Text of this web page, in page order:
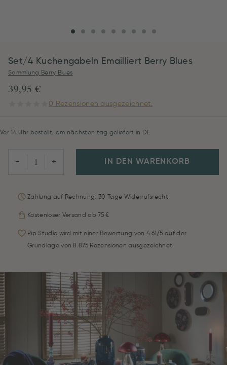
Set/4 Kuchengabeln Emailliert Berry Blues
Sammlung Berry Blues
39,95 €
0 Rezensionen ausgezeichnet.
Vor 14 Uhr bestellt, am nächsten tag geliefert in DE
− + IN DEN WARENKORB
Zahlung auf Rechnung: 30 Tage Widerrufsrecht
Kostenloser Versand ab 75 €
Pip Studio wird mit einer Bewertung von 4.61/5 auf der
Grundlage von 8.875 Rezensionen ausgezeichnet